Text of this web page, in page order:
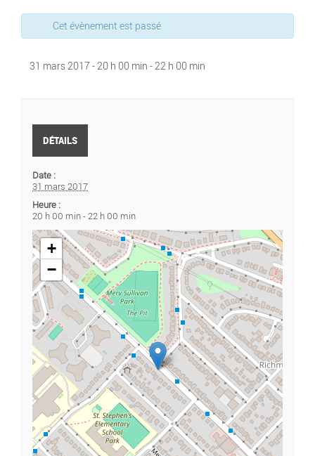
Cet évènement est passé
31 mars 2017 - 20 h 00 min - 22 h 00 min
DÉTAILS
Date :
31 mars 2017
Heure :
20 h 00 min - 22 h 00 min
+
−